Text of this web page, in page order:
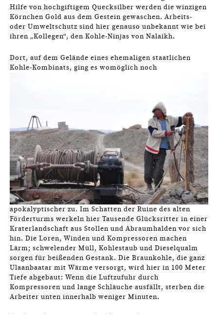
Hilfe von hochgiftigem Quecksilber werden die winzigen
Körnchen Gold aus dem Gestein gewaschen. Arbeits-
oder Umweltschutz sind hier genauso unbekannt wie bei
ihren „Kollegen“, den Kohle-Ninjas von Nalaikh.
Dort, auf dem Gelände eines ehemaligen staatlichen
Kohle-Kombinats, ging es womöglich noch
apokalyptischer zu. Im Schatten der Ruine des alten
Förderturms werkeln hier Tausende Glücksritter in einer
Kraterlandschaft aus Stollen und Abraumhalden vor sich
hin. Die Loren, Winden und Kompressoren machen
Lärm; schwelender Müll, Kohlestaub und Dieselqualm
sorgen für beißenden Gestank. Die Braunkohle, die ganz
Ulaanbaatar mit Wärme versorgt, wird hier in 100 Meter
Tiefe abgebaut: Wenn die Luftzufuhr durch
Kompressoren und lange Schläuche ausfällt, sterben die
Arbeiter unten innerhalb weniger Minuten.